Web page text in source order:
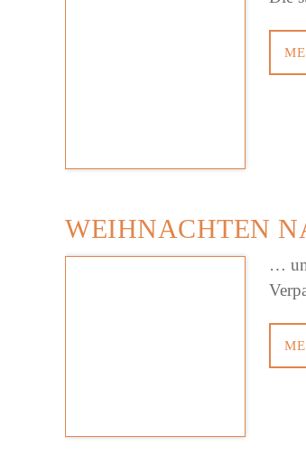
WEIHNACHTEN
…